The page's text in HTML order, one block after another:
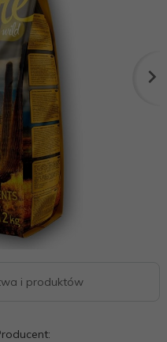
i produktów